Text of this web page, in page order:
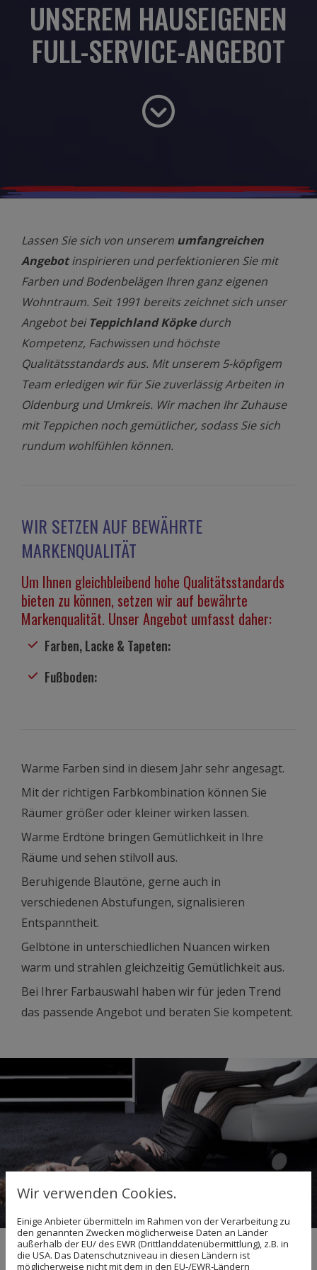
UNSEREM HAUSEIGENEN
FULL-SERVICE-ANGEBOT
UNSEREM HAUSEIGENEN
FULL-SERVICE-ANGEBOT
UNSEREM HAUSEIGENEN
FULL-SERVICE-ANGEBOT
UNSEREM HAUSEIGENEN
FULL-SERVICE-ANGEBOT
Lassen Sie sich von unserem umfangreichen
Angebotinspirieren und perfektionieren Sie mit
Farben und Bodenbelägen Ihren ganz eigenen
Wohntraum. Seit 1991 bereits zeichnet sich unser
Angebot bei Teppichland Köpkedurch
Kompetenz, Fachwissen und höchste
Qualitätsstandards aus. Mit unserem 5-köpfigem
Team erledigen wir für Sie zuverlässig Arbeiten in
Oldenburg und Umkreis. Wir machen Ihr Zuhause
mit Teppichen noch gemütlicher, sodass Sie sich
rundum wohlfühlen können.
WIR SETZEN AUF BEWÄHRTE
MARKENQUALITÄT
Um Ihnen gleichbleibend hohe Qualitätsstandards
bieten zu können, setzen wir auf bewährte
Markenqualität. Unser Angebot umfasst daher:
Farben, Lacke & Tapeten:
Fußboden:
Warme Farben sind in diesem Jahr sehr angesagt.
Mit der richtigen Farbkombination können Sie
Räumer größer oder kleiner wirken lassen.
Warme Erdtöne bringen Gemütlichkeit in Ihre
Räume und sehen stilvoll aus.
Beruhigende Blautöne, gerne auch in
verschiedenen Abstufungen, signalisieren
Entspanntheit.
Gelbtöne in unterschiedlichen Nuancen wirken
warm und strahlen gleichzeitig Gemütlichkeit aus.
Bei Ihrer Farbauswahl haben wir für jeden Trend
das passende Angebot und beraten Sie kompetent.
Wir verwenden Cookies.
Einige Anbieter übermitteln im Rahmen von der Verarbeitung zu
den genannten Zwecken möglicherweise Daten an Länder
außerhalb der EU/ des EWR (Drittlanddatenübermittlung), z.B. in
die USA. Das Datenschutzniveau in diesen Ländern ist
möglicherweise nicht mit dem in den EU-/EWR-Ländern